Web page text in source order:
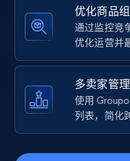
5.6K+ 875+
Walmart - products -
using specific
URL, Final price, Sku,
Specifications, Image
优化商品
通过监控竞
优化运营并
多卖家管理
使用
列表，简化